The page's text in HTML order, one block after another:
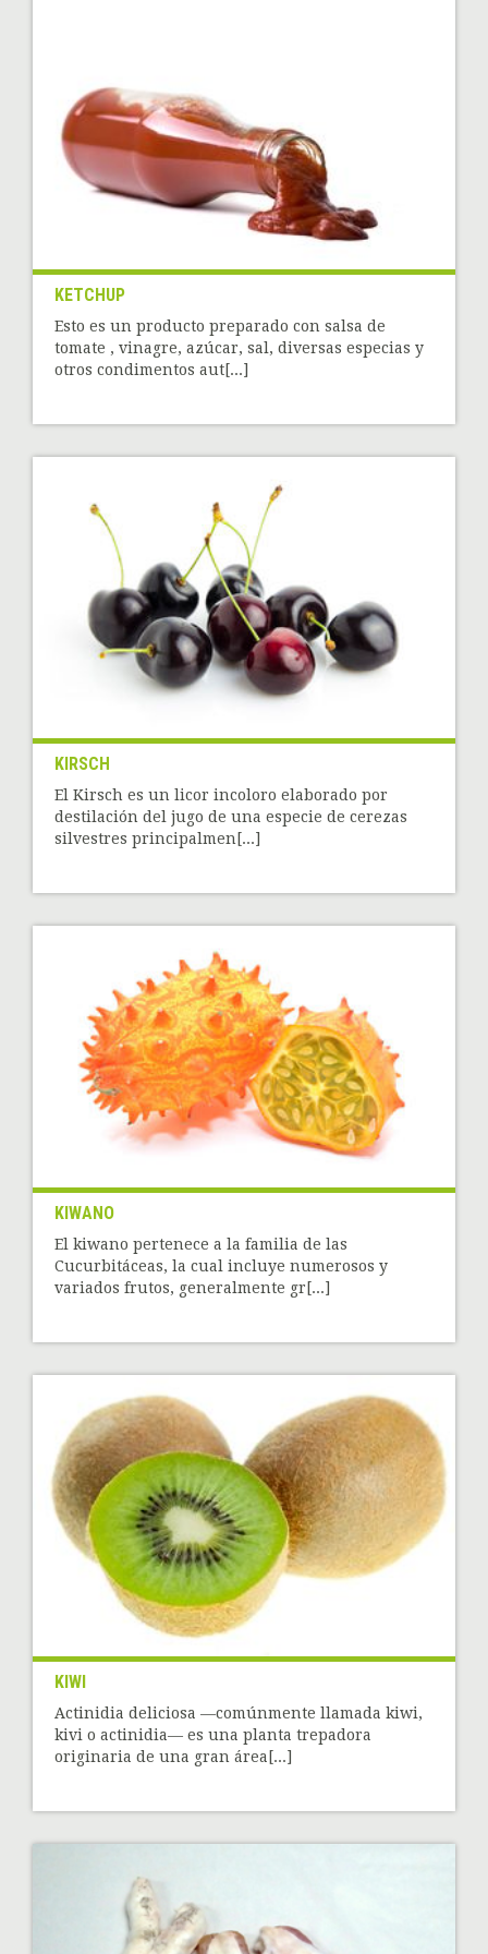
KETCHUP
Esto es un producto preparado con salsa de
tomate , vinagre, azúcar, sal, diversas especias y
otros condimentos aut[...]
KIRSCH
El Kirsch es un licor incoloro elaborado por
destilación del jugo de una especie de cerezas
silvestres principalmen[...]
KIWANO
El kiwano pertenece a la familia de las
Cucurbitáceas, la cual incluye numerosos y
variados frutos, generalmente gr[...]
KIWI
Actinidia deliciosa —comúnmente llamada kiwi,
kivi o actinidia— es una planta trepadora
originaria de una gran área[...]